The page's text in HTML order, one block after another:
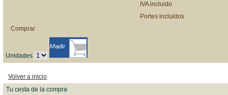
IVA incluido
Portes incluidos
Comprar
Unidades
Volver a inicio
Tu cesta de la compra